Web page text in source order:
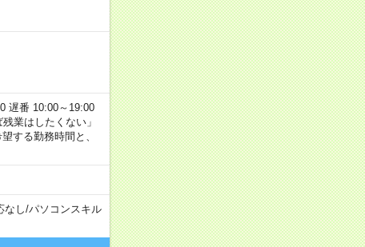
遅番 10:00～19:00
業はしたくない」
する勤務時間と、
なし/パソコンスキル